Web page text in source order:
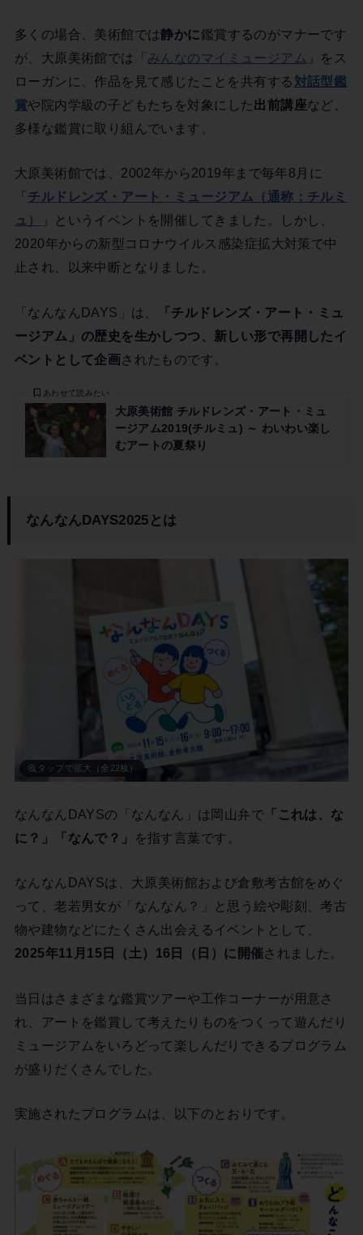
多くの場合、美術館では静かに鑑賞するのがマナーです
が、大原美術館では「みんなのマイミュージアム
」をス
ローガンに、作品を見て感じたことを共有する 対話型鑑
賞や院内学級の子どもたちを対象にした出前講座など、
多様な鑑賞に取り組んでいます。
大原美術館では、2002年から2019年まで毎年8月に
「チルドレンズ・アート・ミュージアム（通称：チルミ
ュ）
」というイベントを開催してきました。しかし、
2020年からの新型コロナウイルス感染症拡大対策で中
止され、以来中断となりました。
「なんなんDAYS」は、
「チルドレンズ・アート・ミュ
ージアム」の歴史を生かしつつ、新しい形で再開したイ
ベントとして企画されたものです。
大原美術館 チルドレンズ・アート・ミュ
ージアム2019(チルミュ) ～ わいわい楽し
むアートの夏祭り
あわせて読みたい
なんなんDAYS2025とは
タップで拡大（全22枚）
なんなんDAYSの「なんなん」は岡山弁で 「これは、な
に？」「なんで？」
を指す言葉です。
なんなんDAYSは、大原美術館および倉敷考古館をめぐ
って、老若男女が「なんなん？」と思う絵や彫刻、考古
物や建物などにたくさん出会えるイベントとして、
2025年11月15日（土）16日（日）に開催されました。
当日はさまざまな鑑賞ツアーや工作コーナーが用意さ
れ、アートを鑑賞して考えたりものをつくって遊んだり
ミュージアムをいろどって楽しんだりできるプログラム
が盛りだくさんでした。
実施されたプログラムは、以下のとおりです。